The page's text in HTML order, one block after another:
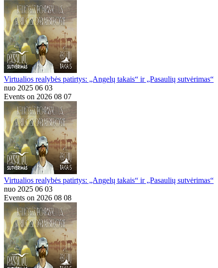
Virtualios realybės patirtys: „Angelų takais“ ir „Pasaulių sutvėrimas“
nuo 2025 06 03
Events on 2026 08 07
Virtualios realybės patirtys: „Angelų takais“ ir „Pasaulių sutvėrimas“
nuo 2025 06 03
Events on 2026 08 08